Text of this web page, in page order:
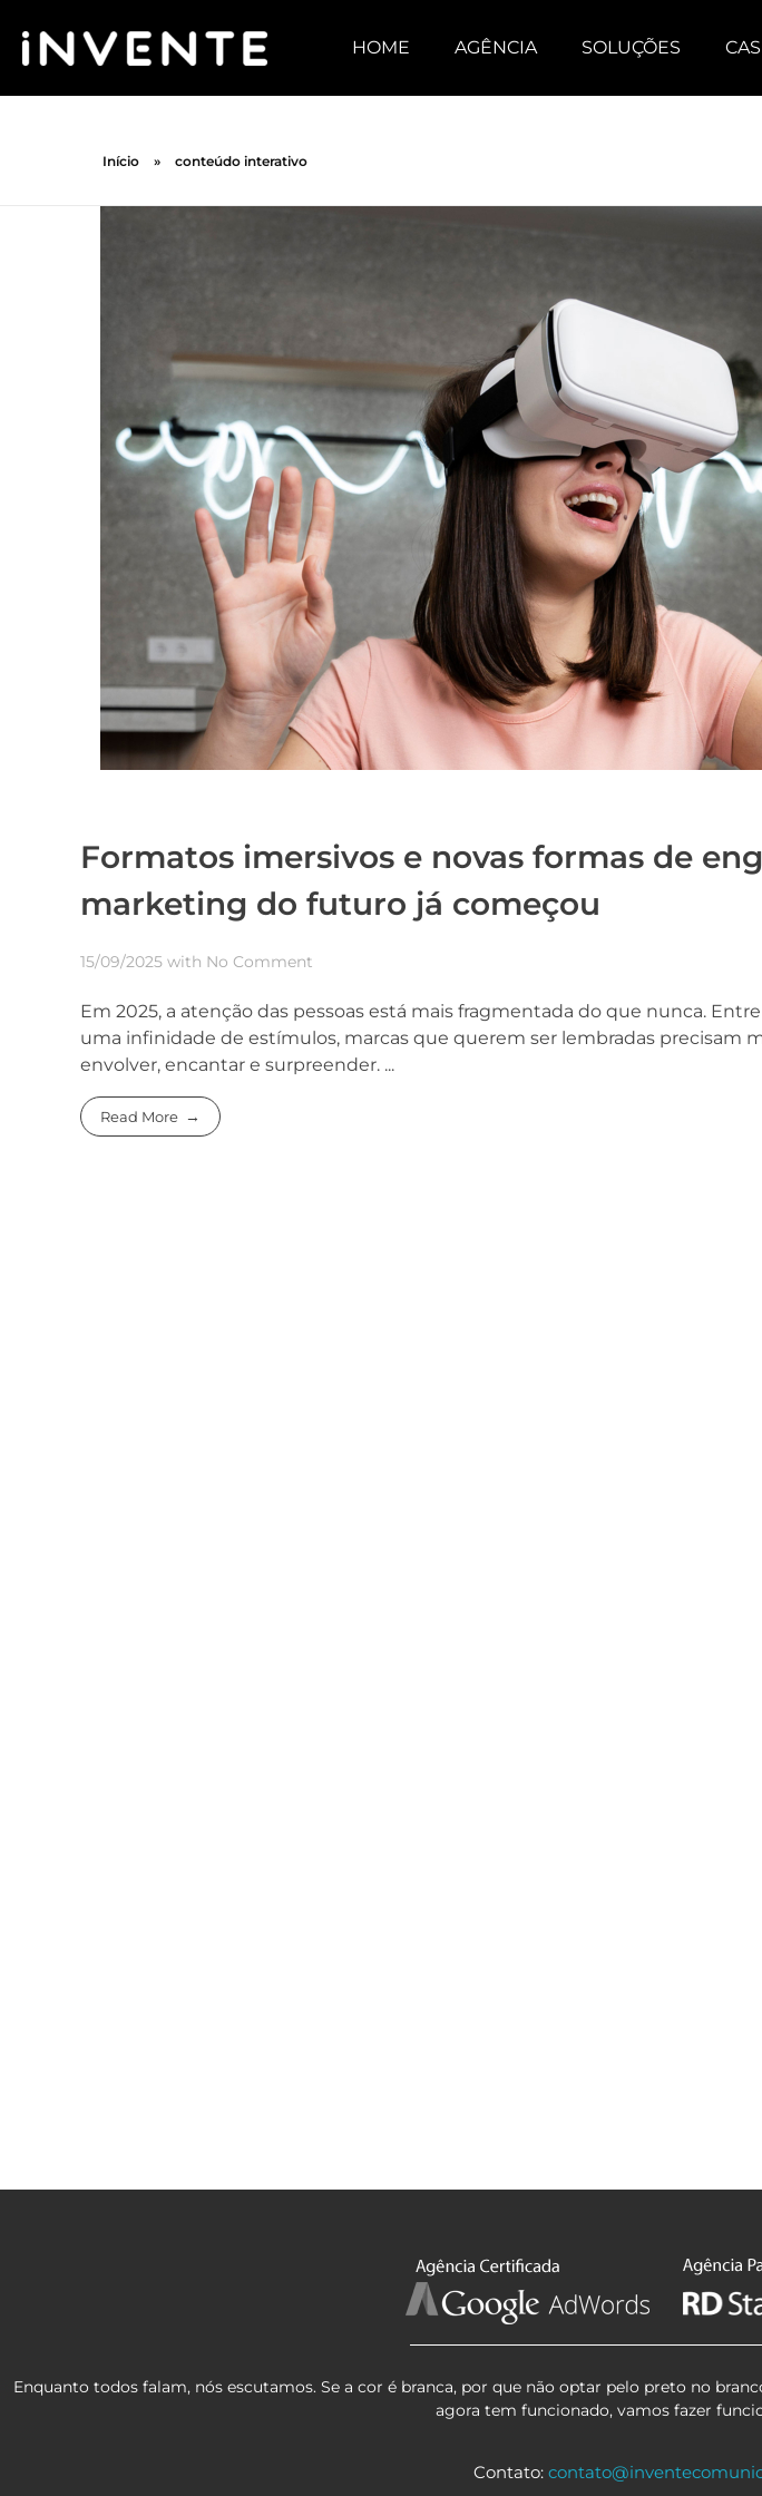
HOME AGÊNCIA SOLUÇÕES
Início » conteúdo interativo
Formatos imersivos e novas formas de
marketing do futuro já começou
15/09/2025 with No Comment
Em 2025, a atenção das pessoas está mais fragmentada do que nunca.
uma infinidade de estímulos, marcas que querem ser lembradas precisam
envolver, encantar e surpreender. ...
Read More
Enquanto todos falam, nós escutamos. Se a cor é branca, por que não optar pelo preto no
agora tem funcionado, vamos fazer
Contato: